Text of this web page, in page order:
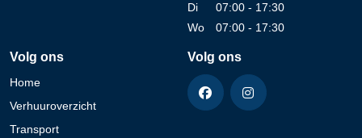
Di
07:00 - 17:30
Wo
07:00 - 17:30
Volg ons
Home
Verhuuroverzicht
Transport
Volg ons